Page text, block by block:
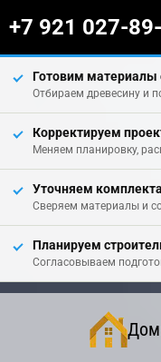
+7 921 027-
Готовим материалы
Отбираем древесину и
Корректируем
Меняем планировку,
Уточняем
Сверяем материалы и
Планируем
Согласовываем